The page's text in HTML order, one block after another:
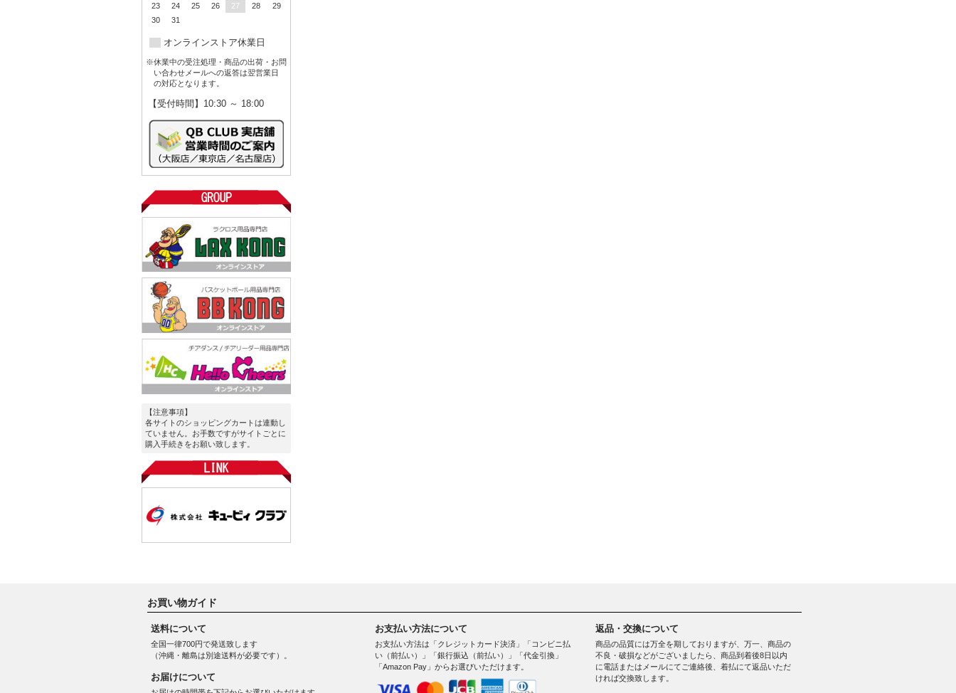
23
24 25 26 27 28
29
30
31
オンラインストア休業日
※休業中の受注処理・商品の出荷・お問
い合わせメールへの返答は翌営業日
の対応となります。
【受付時間】10:30 ～ 18:00
【注意事項】
各サイトのショッピングカートは連動し
ていません。お手数ですがサイトごとに
購入手続きをお願い致します。
お買い物ガイド
送料について
全国一律700円で発送致します
（沖縄・離島は別途送料が必要です）。
お届けについて
お支払い方法について
お支払い方法は「クレジットカード決済」「コンビニ払
い（前払い）」「銀行振込（前払い）」「代金引換」
「Amazon Pay」からお選びいただけます。
返品・交換について
商品の品質には万全を期しておりますが、万一、商品の
不良・破損などがございましたら、商品到着後8日以内
に電話またはメールにてご連絡後、着払にて返品いただ
ければ交換致します。